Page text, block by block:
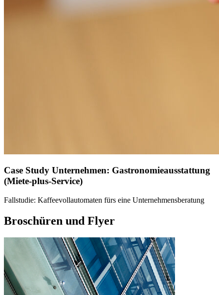
Case Study Unternehmen: Gastronomieausstattung
(Miete-plus-Service)
Fallstudie: Kaffeevollautomaten fürs eine Unternehmensberatung
Broschüren und Flyer